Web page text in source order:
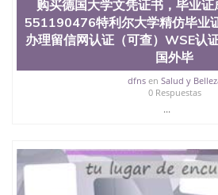
\551190476曼海姆大学精仿毕业
办理留信网认证（可查）WSE认证
国外毕业证成绩单遗失补办 Uni
购买德国大学文凭证书，毕业
551190476特利尔大学精仿毕业
办理留信网认证（可查）WSE认
国外毕
dfnsen Salud y
0 Respuestas
...